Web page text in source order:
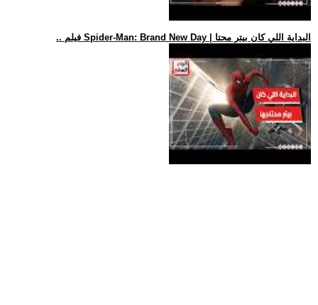
.. فيلم Spider-Man: Brand New Day | البداية اللي كان بيتر محتا